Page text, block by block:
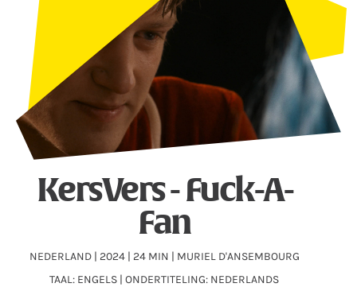
KersVers - Fuck-A-
Fan
NEDERLAND | 2024 | 24 MIN | MURIEL D'ANSEMBOURG
TAAL: ENGELS | ONDERTITELING: NEDERLANDS